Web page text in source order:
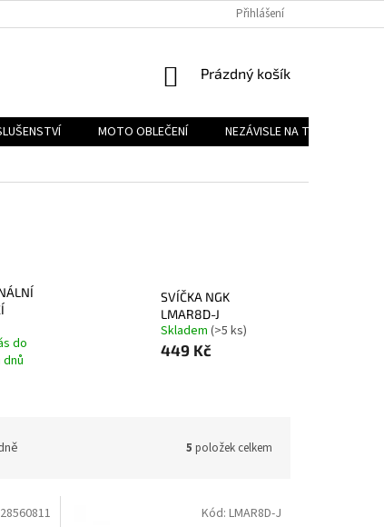
REKLAMAČNÍ ŘÁD
Přihlášení
NÁKUPNÍ
Prázdný košík
MOTO OBLEČENÍ
NEZÁVISLE NA TYPU
do
SVÍČKA NGK
LMAR8D-J
Skladem(>5 ks)
449 Kč
5 položek celkem
Kód: LMAR8D-J